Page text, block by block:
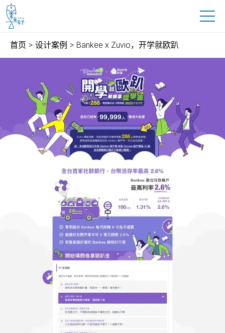
首页 设计案例 Bankee x Zuvio，开学就欧趴